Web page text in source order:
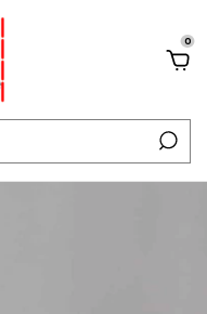
0